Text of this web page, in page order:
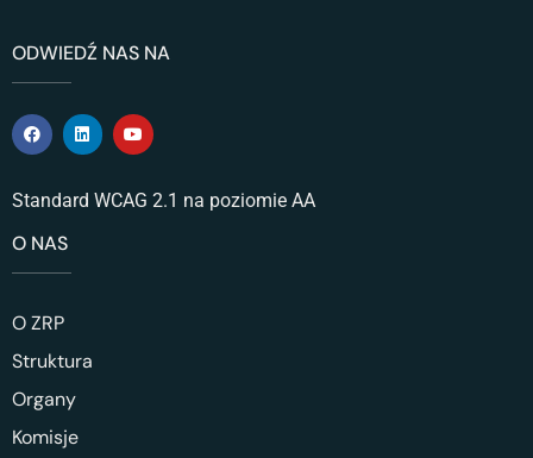
ODWIEDŹ NAS NA
Standard WCAG 2.1 na poziomie AA
O NAS
O ZRP
Struktura
Organy
Komisje